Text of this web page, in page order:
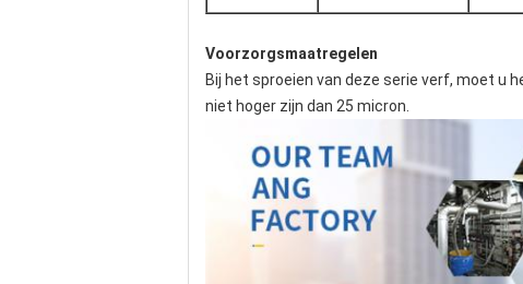
Voorzorgsmaatregelen
Bij het sproeien van deze serie verf, moet u
niet hoger zijn dan 25 micron.